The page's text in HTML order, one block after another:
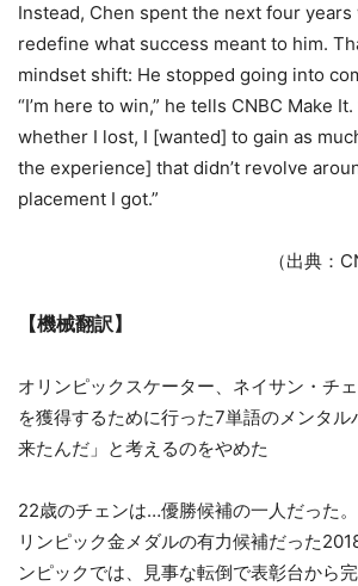
Instead, Chen spent the next four
redefine what success meant to him.
mindset shift: He stopped going into
“I’m here to win,” he tells CNBC Make
whether I lost, I [wanted] to gain as
the experience] that didn’t revolve
placement I got.”
（出典：
【機械翻訳】
オリンピックスケーター、ネイサン・チ
を獲得するために行った7単語のメンタル
来たんだ」と考えるのをやめた
22歳のチェンは…優勝候補の一人だった
リンピック金メダルの有力候補だった
ンピックでは、見事な転倒で表彰台から